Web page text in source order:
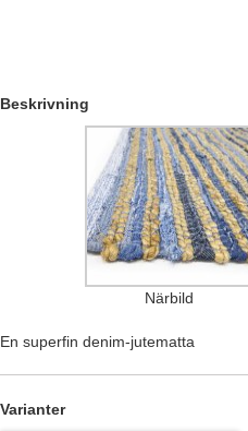
Beskrivning
Närbild
En superfin denim-jutematta
Varianter